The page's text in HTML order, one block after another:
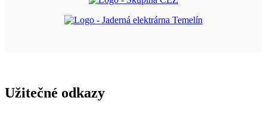
Užitečné odkazy